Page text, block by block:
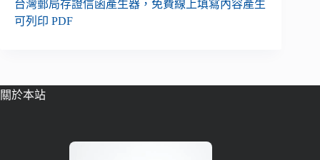
台灣郵局存證信函產生器，免費線上填寫內容產生
可列印 PDF
關於本站